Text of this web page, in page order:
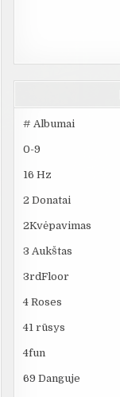
# Albumai
0-9
16 Hz
2 Donatai
2Kvėpavimas
3 Aukštas
3rdFloor
4 Roses
41 rūsys
4fun
69 Danguje